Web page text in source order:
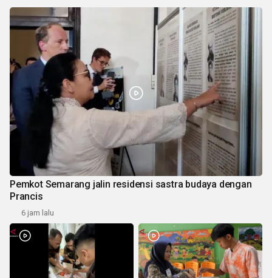
Pemkot Semarang jalin residensi sastra budaya dengan
Prancis
6 jam lalu